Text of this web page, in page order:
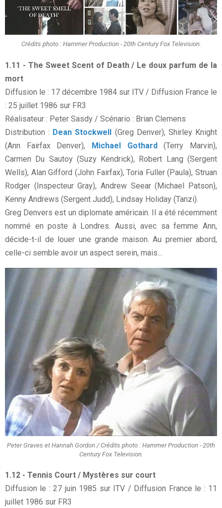
Crédits photo : Hammer Production - 20th Century Fox Television.
1.11 - The Sweet Scent of Death / Le doux parfum de la
mort
Diffusion le : 17 décembre 1984 sur ITV / Diffusion France le
: 25 juillet 1986 sur FR3
Réalisateur : Peter Sasdy / Scénario : Brian Clemens
Distribution : Dean Stockwell (Greg Denver), Shirley Knight
(Ann Fairfax Denver), Michael Gothard(Terry Marvin),
Carmen Du Sautoy (Suzy Kendrick), Robert Lang (Sergent
Wells), Alan Gifford (John Fairfax), Toria Fuller (Paula), Struan
Rodger (Inspecteur Gray), Andrew Seear (Michael Patson),
Kenny Andrews (Sergent Judd), Lindsay Holiday (Tanzi).
Greg Denvers est un diplomate américain. Il a été récemment
nommé en poste à Londres. Aussi, avec sa femme Ann,
décide-t-il de louer une grande maison. Au premier abord,
celle-ci semble avoir un aspect serein, mais...
Peter Graves et Hannah Gordon / Crédits photo : Hammer Production - 20th
Century Fox Television.
1.12 - Tennis Court / Mystères sur court
Diffusion le : 27 juin 1985 sur ITV / Diffusion France le : 11
juillet 1986 sur FR3